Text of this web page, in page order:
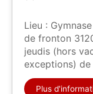
Lieu :
de fronton
jeudis (hors
exceptions) de
Plus